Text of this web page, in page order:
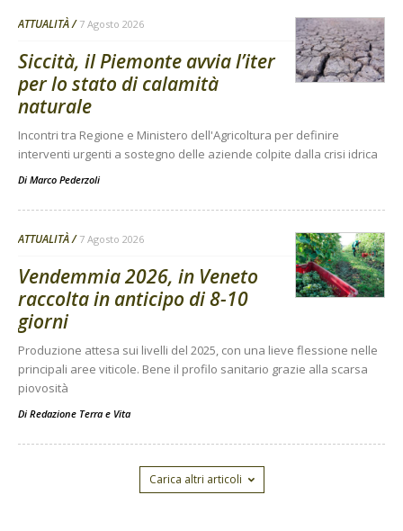
ATTUALITÀ 7 Agosto 2026
Siccità, il Piemonte avvia l’iter
per lo stato di calamità
naturale
Incontri tra Regione e Ministero dell'Agricoltura per definire
interventi urgenti a sostegno delle aziende colpite dalla crisi idrica
Di Marco Pederzoli
ATTUALITÀ 7 Agosto 2026
Vendemmia 2026, in Veneto
raccolta in anticipo di 8-10
giorni
Produzione attesa sui livelli del 2025, con una lieve flessione nelle
principali aree viticole. Bene il profilo sanitario grazie alla scarsa
piovosità
Di Redazione Terra e Vita
Carica altri articoli